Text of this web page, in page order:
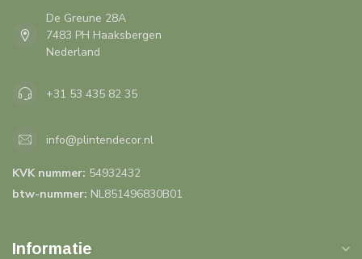
De Greune 28A
7483 PH Haaksbergen
Nederland
+31 53 435 82 35
info@plintendecor.nl
KVK nummer: 54932432
btw-nummer: NL851496830B01
Informatie